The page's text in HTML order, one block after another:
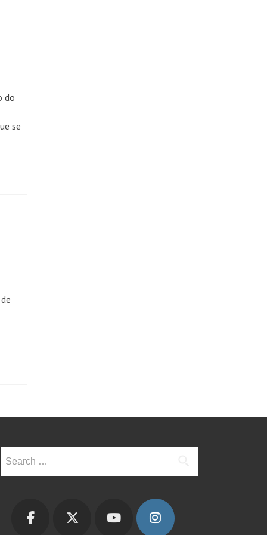
do
se
for: